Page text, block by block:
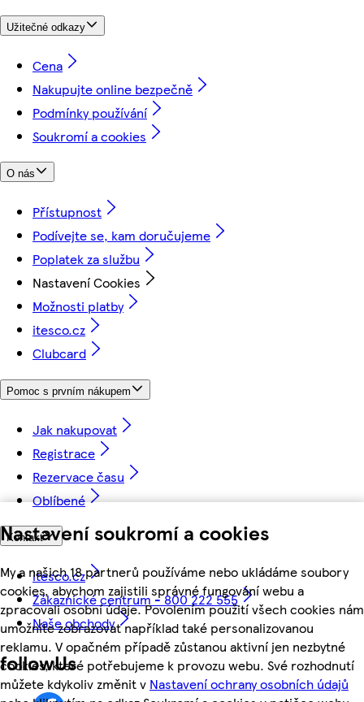
Nastavení soukromí a cookies
My a našich 18 partnerů používáme nebo ukládáme soubory
cookies, abychom zajistili správné fungování webu a
zpracovali osobní údaje. Povolením použití všech cookies nám
umožníte zobrazovat například také personalizovanou
reklamu. V opačném případě zůstanou aktivní jen nezbytné
cookies, které potřebujeme k provozu webu. Své rozhodnutí
můžete kdykoliv změnit v Nastavení ochrany osobních údajů
Užitečné odkazy
Cena
Nakupujte online bezpečně
Podmínky používání
Soukromí a cookies
O nás
Přístupnost
Podívejte se, kam doručujeme
Poplatek za službu
Nastavení Cookies
Možnosti platby
itesco.cz
Clubcard
Pomoc s prvním nákupem
Jak nakupovat
Registrace
Rezervace času
Oblíbené
Kontakt
itesco.cz
Zákaznické centrum - 800 222 555
Naše obchody
followUs